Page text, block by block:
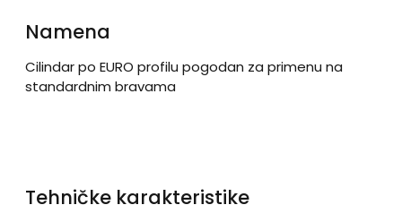
Namena
Cilindar po EURO profilu pogodan za primenu na
standardnim bravama
Tehničke karakteristike